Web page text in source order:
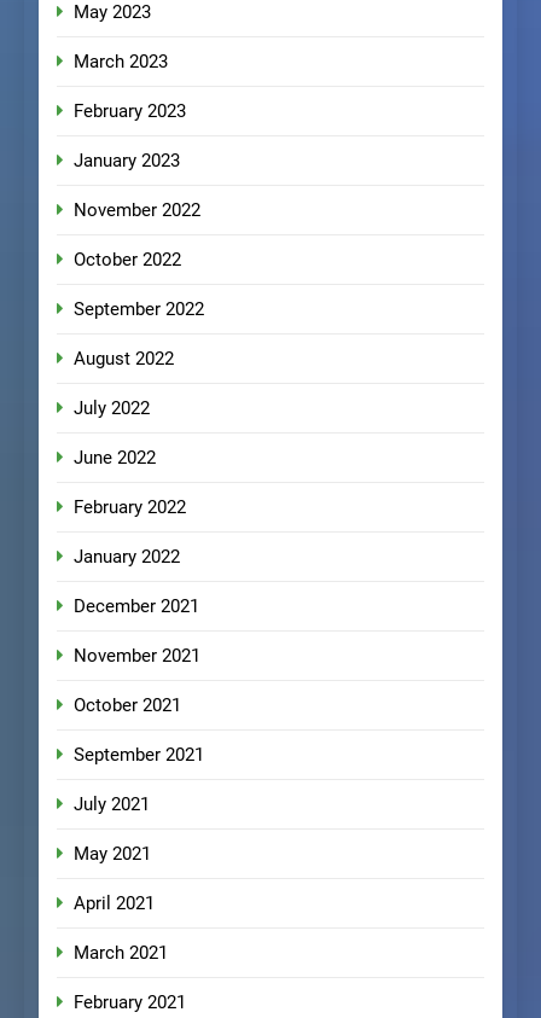
May 2023
March 2023
February 2023
January 2023
November 2022
October 2022
September 2022
August 2022
July 2022
June 2022
February 2022
January 2022
December 2021
November 2021
October 2021
September 2021
July 2021
May 2021
April 2021
March 2021
February 2021